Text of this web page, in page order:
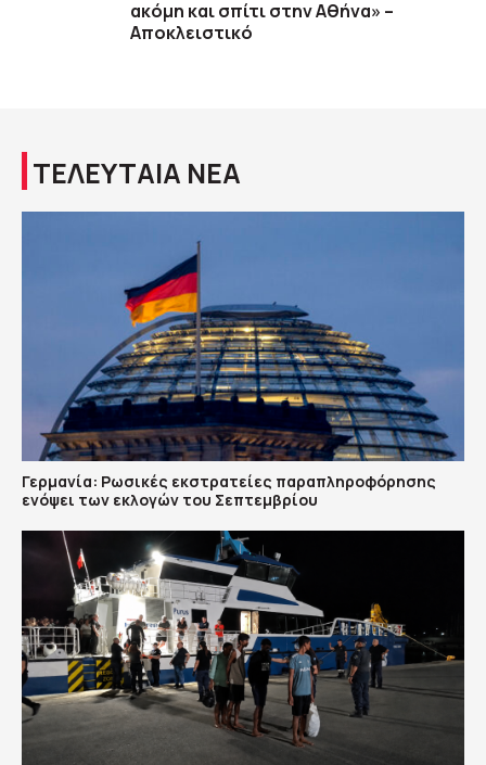
ακόμη και σπίτι στην Αθήνα» –
Αποκλειστικό
ΤΕΛΕΥΤΑΙΑ ΝΕΑ
Γερμανία: Ρωσικές εκστρατείες παραπληροφόρησης
ενόψει των εκλογών του Σεπτεμβρίου